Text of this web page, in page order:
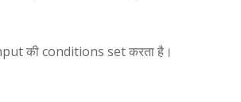
की conditions set करता है।